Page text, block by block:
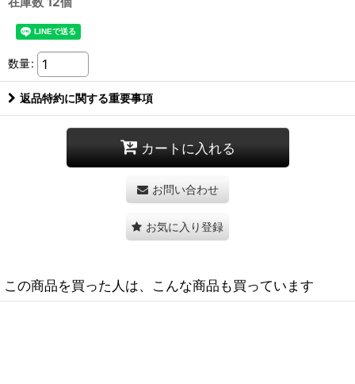
数量:
返品特約に関する重要事項
カートに入れる
お問い合わせ
お気に入り登録
この商品を買った人は、こんな商品も買っています